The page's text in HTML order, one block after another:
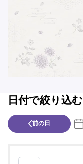
日付で絞り込む
前の日